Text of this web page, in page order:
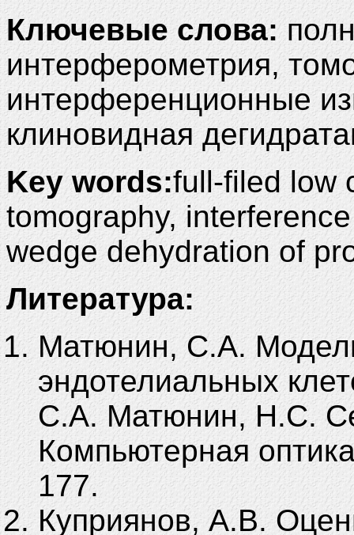
Ключевые слова:
интерферометрия,
интерференционные
клиновидная
Key words:full-filed low
tomography,
wedge dehydration of
Литература:
Матюнин, С.А.
эндотелиальных
С.А. Матюнин, Н.С.
Компьютерная
177.
Куприянов, А.В.